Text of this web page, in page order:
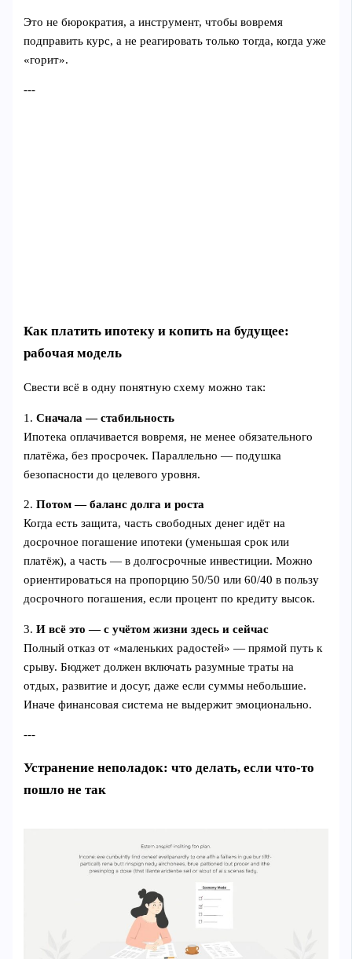
Это не бюрократия, а инструмент, чтобы вовремя
подправить курс, а не реагировать только тогда, когда уже
«горит».
---
Как платить ипотеку и копить на будущее:
рабочая модель
Свести всё в одну понятную схему можно так:
1.Сначала — стабильность
Ипотека оплачивается вовремя, не менее обязательного
платёжа, без просрочек. Параллельно — подушка
безопасности до целевого уровня.
2.Потом — баланс долга и роста
Когда есть защита, часть свободных денег идёт на
досрочное погашение ипотеки (уменьшая срок или
платёж), а часть — в долгосрочные инвестиции. Можно
ориентироваться на пропорцию 50/50 или 60/40 в пользу
досрочного погашения, если процент по кредиту высок.
3.И всё это — с учётом жизни здесь и сейчас
Полный отказ от «маленьких радостей» — прямой путь к
срыву. Бюджет должен включать разумные траты на
отдых, развитие и досуг, даже если суммы небольшие.
Иначе финансовая система не выдержит эмоционально.
---
Устранение неполадок: что делать, если что‑то
пошло не так